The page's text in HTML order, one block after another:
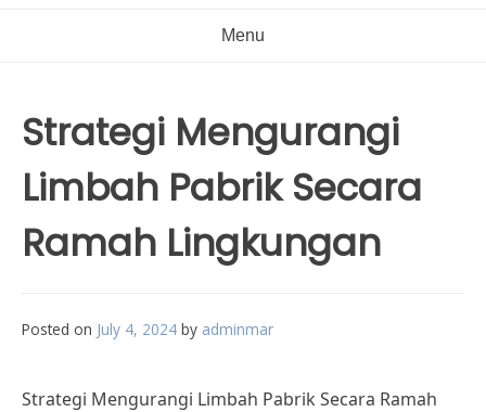
Menu
Strategi Mengurangi
Limbah Pabrik Secara
Ramah Lingkungan
Posted on July 4, 2024 by adminmar
Strategi Mengurangi Limbah Pabrik Secara Ramah